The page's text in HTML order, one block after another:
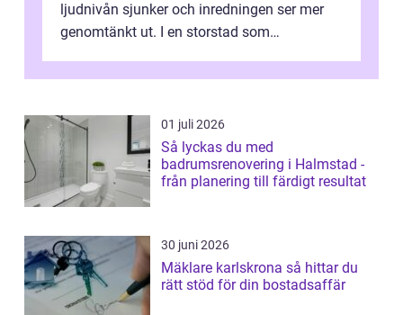
ljudnivån sjunker och inredningen ser mer
genomtänkt ut. I en storstad som
granna...
01 juli 2026
Så lyckas du med
badrumsrenovering i Halmstad -
från planering till färdigt resultat
30 juni 2026
Mäklare karlskrona så hittar du
rätt stöd för din bostadsaffär